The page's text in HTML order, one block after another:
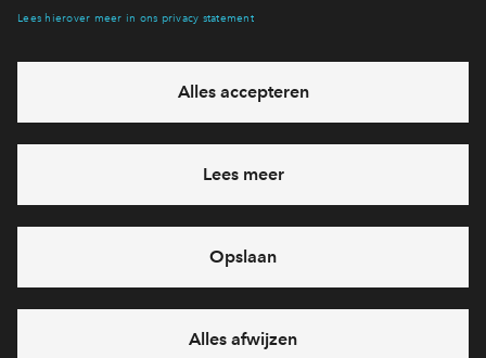
eventuele projecten
Ja, ik wil mij aanmelden
Heb je een vraag en wil je direct antwoord? Bel ons op088
712 26 49
6 dagen per week beschikbaar (behalve tijdens
feestdagen)
vandaag van 09:00 - 18:00 uur